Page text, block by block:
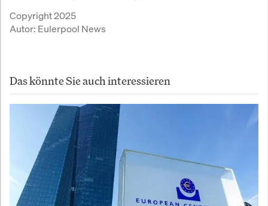
Copyright 2025
Autor: Eulerpool News
Das könnte Sie auch interessieren